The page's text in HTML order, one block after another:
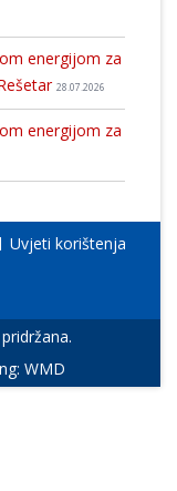
energijom za
28.07.2026
energijom za
Uvjeti korištenja
WMD